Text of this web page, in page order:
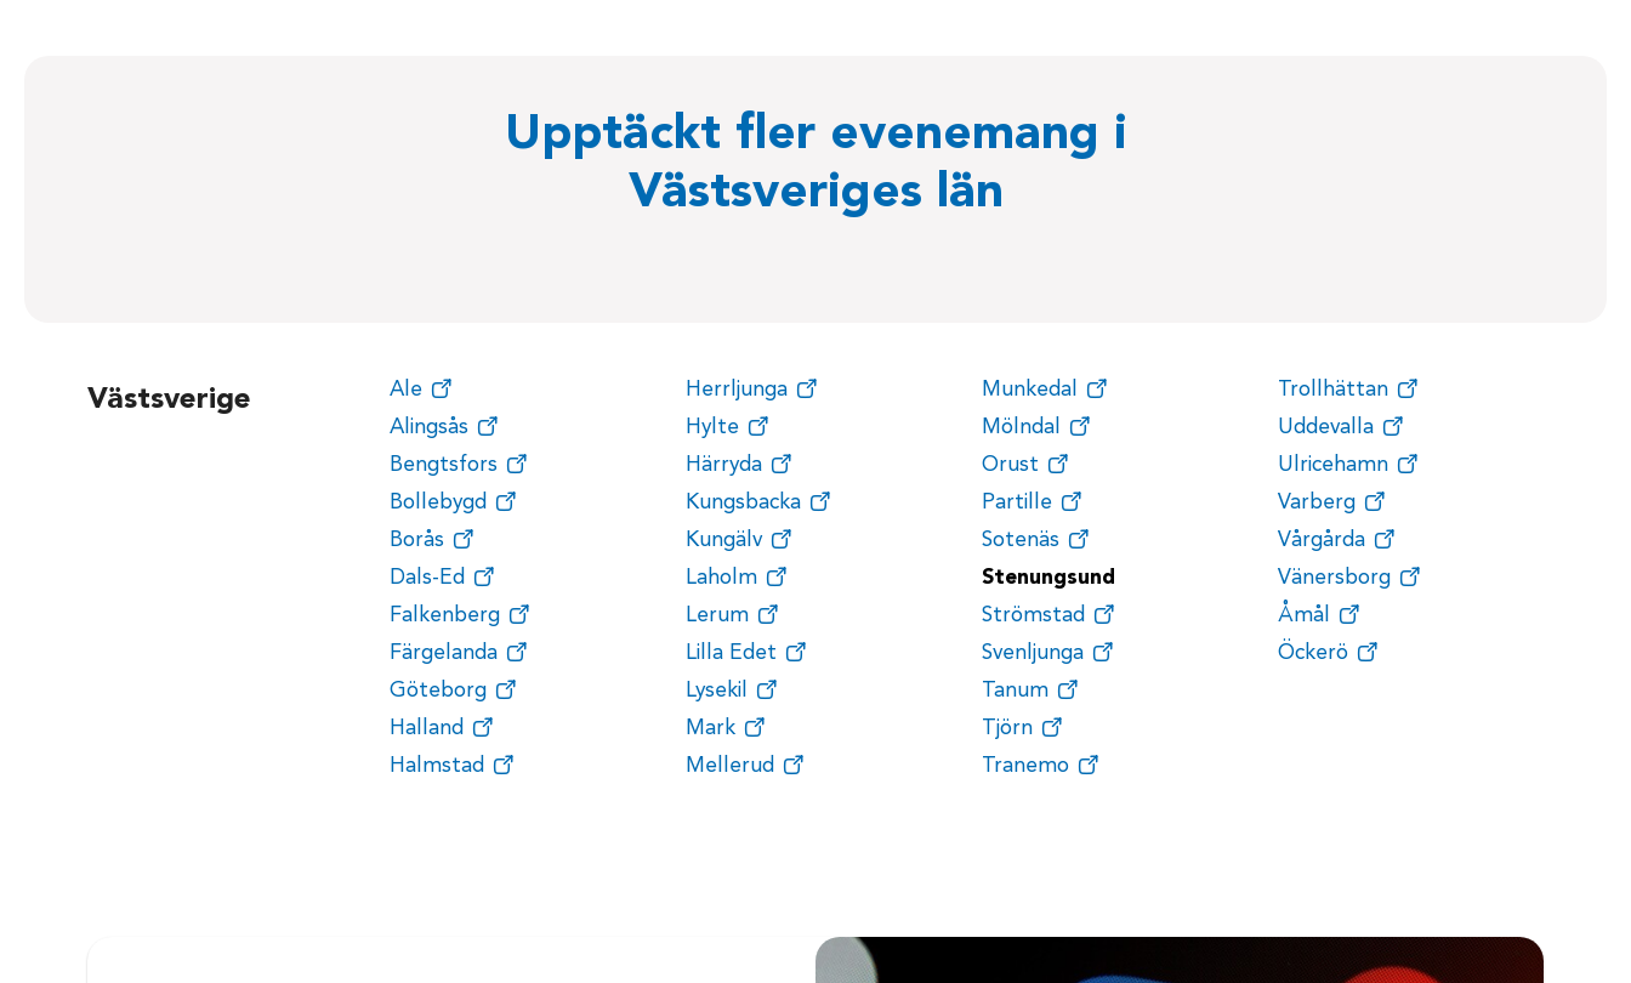
Upptäckt fler evenemang i
Västsveriges län
Västsverige
Ale
Alingsås
Bengtsfors
Bollebygd
Borås
Dals-Ed
Falkenberg
Färgelanda
Göteborg
Halland
Halmstad
Herrljunga
Hylte
Härryda
Kungsbacka
Kungälv
Laholm
Lerum
Lilla Edet
Lysekil
Mark
Mellerud
Munkedal
Mölndal
Orust
Partille
Sotenäs
Stenungsund
Strömstad
Svenljunga
Tanum
Tjörn
Tranemo
Trollhättan
Uddevalla
Ulricehamn
Varberg
Vårgårda
Vänersborg
Åmål
Öckerö